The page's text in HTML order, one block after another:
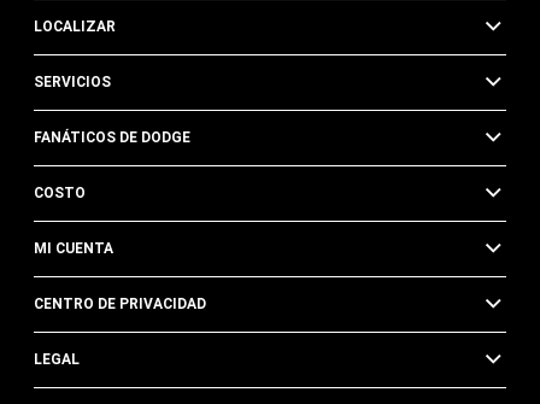
LOCALIZAR
SERVICIOS
FANÁTICOS DE DODGE
COSTO
MI CUENTA
CENTRO DE PRIVACIDAD
LEGAL